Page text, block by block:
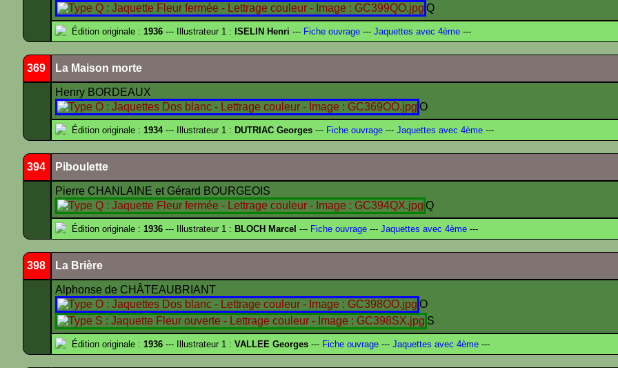
Q
Édition originale : 1936 --- Illustrateur 1 : ISELIN Henri --- Fiche ouvrage --- Jaquettes avec 4ème ---
369 La Maison morte
Henry BORDEAUX
O
Édition originale : 1934--- Illustrateur 1 : DUTRIAC Georges --- Fiche ouvrage --- Jaquettes avec 4ème ---
394 Piboulette
Pierre CHANLAINE et Gérard BOURGEOIS
Q
Édition originale : 1936 --- Illustrateur 1 : BLOCH Marcel --- Fiche ouvrage --- Jaquettes avec 4ème ---
398 La Brière
Alphonse de CHÂTEAUBRIANT
O
S
Édition originale : 1936 --- Illustrateur 1 : VALLEE Georges --- Fiche ouvrage --- Jaquettes avec 4ème ---